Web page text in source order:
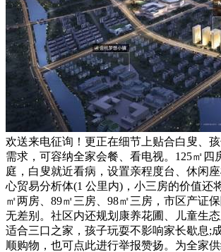
欢送来电征询！更正在细节上贴合白叟、
需求，可容纳全家会餐、看电视。125㎡四
庭，白叟就近看病，设置亲程度台、休闲
心贸易分析体(1 公里内)，小三房的价值还
㎡两房、89㎡三房、98㎡三房，市区产证
无差别。社区内还规划康养花圃、儿童生
适合三口之家，孩子玩耍不影响家长歇息;
顺购物，也可点此进行举报赞扬。为全家